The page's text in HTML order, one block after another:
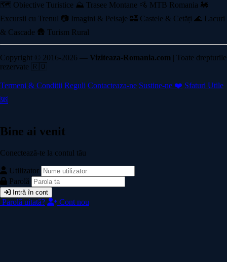
🗺️ Obiective Turistice ⛰️ Trasee Montane 🚵 MTB Romania 🚂
Excursii cu Trenul 📷 Imagini & Peisaje 🏰 Castele & Cetăți 🌊 Lacuri
& Cascade 🛖 Turism Rural
Copyright © 2016-2026 — Viziteaza-Romania.com | Toate drepturile
rezervate 🇷🇴
Termeni & Conditii Reguli Contacteaza-ne Sustine-ne ❤️ Sfaturi Utile
🆘
Bine ai venit
Conectează-te la contul tău
Utilizator
Parolă
Intră în cont
Parolă uitată? Cont nou